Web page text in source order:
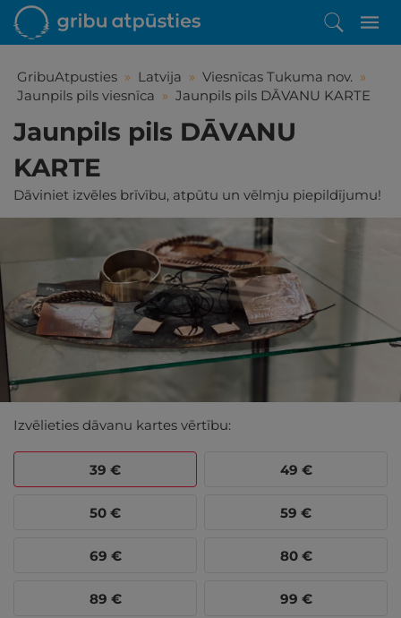
GribuAtpusties » Latvija » Viesnīcas Tukuma nov. »
Jaunpils pils viesnīca » Jaunpils pils DĀVANU KARTE
Jaunpils pils DĀVANU
KARTE
Dāviniet izvēles brīvību, atpūtu un vēlmju piepildījumu!
Izvēlieties dāvanu kartes vērtību:
39 € 49 €
50 € 59 €
69 € 80 €
89 € 99 €